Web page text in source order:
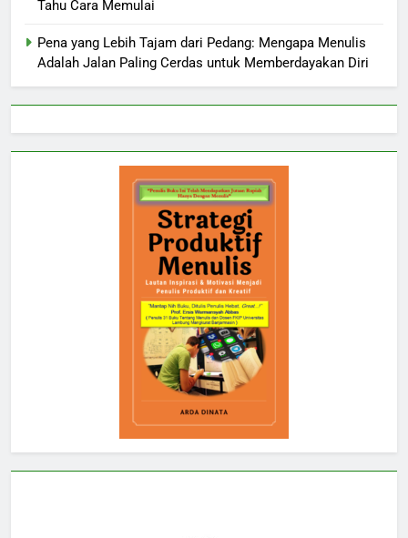
Tahu Cara Memulai
Pena yang Lebih Tajam dari Pedang: Mengapa Menulis
Adalah Jalan Paling Cerdas untuk Memberdayakan Diri